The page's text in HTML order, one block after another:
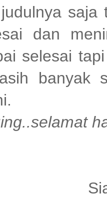
dan
selesai
banyak